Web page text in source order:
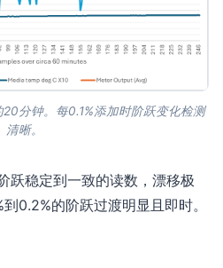
分钟。每0.1%添加时阶跃变化检测
清晰。
跃稳定到一致的读数，漂移极
0.2%的阶跃过渡明显且即时。